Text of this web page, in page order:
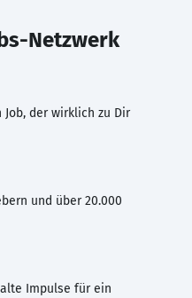
Netzwerk
Job, der wirklich zu Dir
und über 20.000
Impulse für ein